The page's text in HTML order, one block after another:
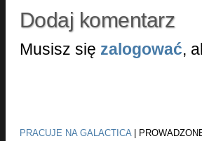
Dodaj komentarz
Musisz się zalogować,
PRACUJE NA GALACTICA|